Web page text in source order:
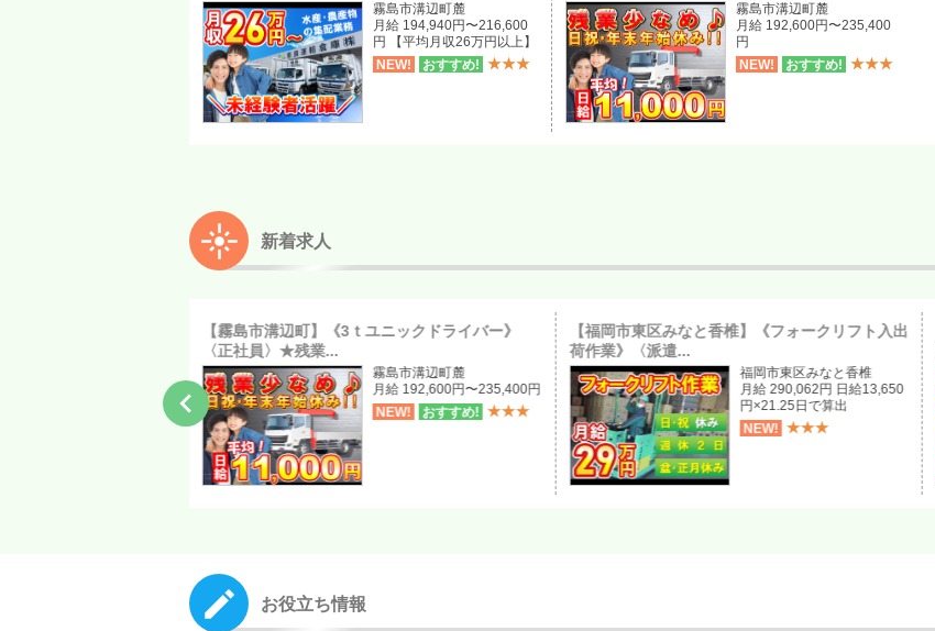
霧島市溝辺町麓
月給 194,940円〜216,600
円 【平均月収26万円以上】
NEW!
おすすめ! ★★★
霧島市溝辺町麓
月給 192,600円〜235,400
円
NEW!
おすすめ! ★★★
新着求人
【霧島市溝辺町】《3ｔユニックドライバー》
〈正社員〉★残業...
霧島市溝辺町麓
月給 192,600円〜235,400円
NEW!
おすすめ! ★★★
【福岡市東区みなと香椎】《フォークリフト入出
荷作業》〈派遣...
福岡市東区みなと香椎
月給 290,062円 日給13,650
円×21.25日で算出
NEW! ★★★

お役立ち情報